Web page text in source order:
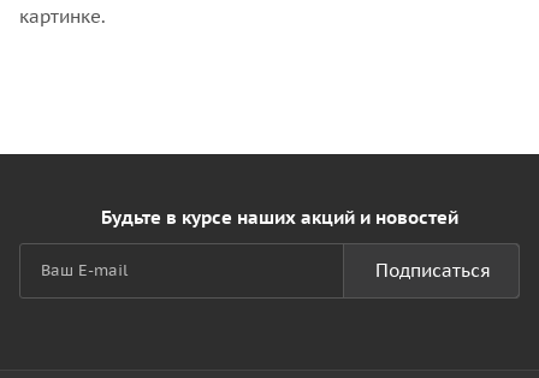
картинке.
Будьте в курсе наших акций и новостей
Подписаться